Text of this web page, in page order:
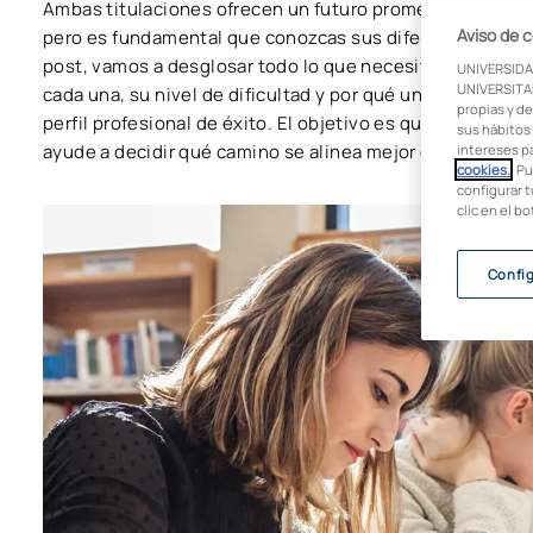
Ambas titulaciones ofrecen un futuro prometedor y un
pero es fundamental que conozcas sus diferencias para
post, vamos a desglosar todo lo que necesitas saber
cada una, su nivel de dificultad y por qué una
perfil profesional de éxito. El objetivo es que, al
ayude a decidir qué camino se alinea mejor con tus
Aviso de
propias y
sus hábitos
intereses
cookies. .
configurar
clic en el